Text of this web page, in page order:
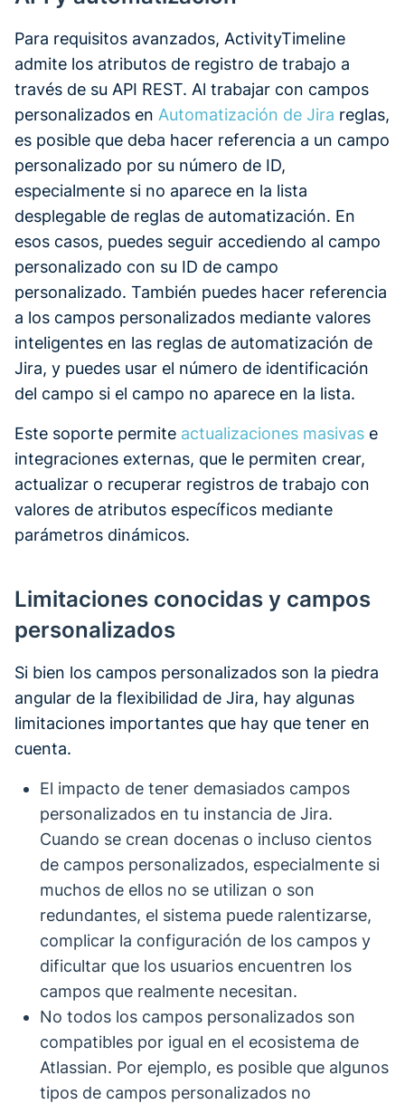
Para requisitos avanzados, ActivityTimeline
admite los atributos de registro de trabajo a
través de su API REST. Al trabajar con campos
personalizados en Automatización de Jira reglas,
es posible que deba hacer referencia a un campo
personalizado por su número de ID,
especialmente si no aparece en la lista
desplegable de reglas de automatización. En
esos casos, puedes seguir accediendo al campo
personalizado con su ID de campo
personalizado. También puedes hacer referencia
a los campos personalizados mediante valores
inteligentes en las reglas de automatización de
Jira, y puedes usar el número de identificación
del campo si el campo no aparece en la lista.
Este soporte permite actualizaciones masivas e
integraciones externas, que le permiten crear,
actualizar o recuperar registros de trabajo con
valores de atributos específicos mediante
parámetros dinámicos.
Limitaciones conocidas y campos
personalizados
Si bien los campos personalizados son la piedra
angular de la flexibilidad de Jira, hay algunas
limitaciones importantes que hay que tener en
cuenta.
El impacto de tener demasiados campos
personalizados en tu instancia de Jira.
Cuando se crean docenas o incluso cientos
de campos personalizados, especialmente si
muchos de ellos no se utilizan o son
redundantes, el sistema puede ralentizarse,
complicar la configuración de los campos y
dificultar que los usuarios encuentren los
campos que realmente necesitan.
No todos los campos personalizados son
compatibles por igual en el ecosistema de
Atlassian. Por ejemplo, es posible que algunos
tipos de campos personalizados no